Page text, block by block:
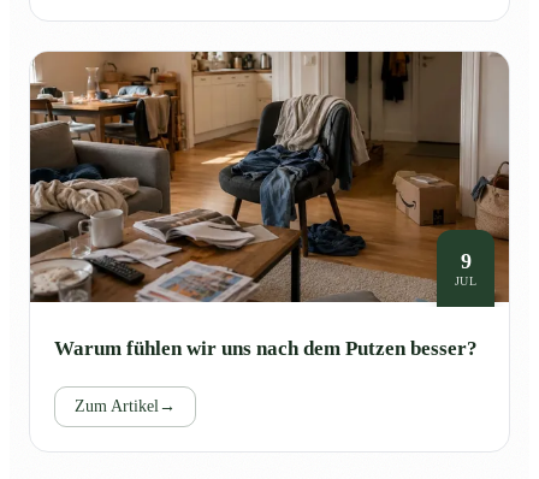
9
JUL
Warum fühlen wir uns nach dem Putzen besser?
Zum Artikel→